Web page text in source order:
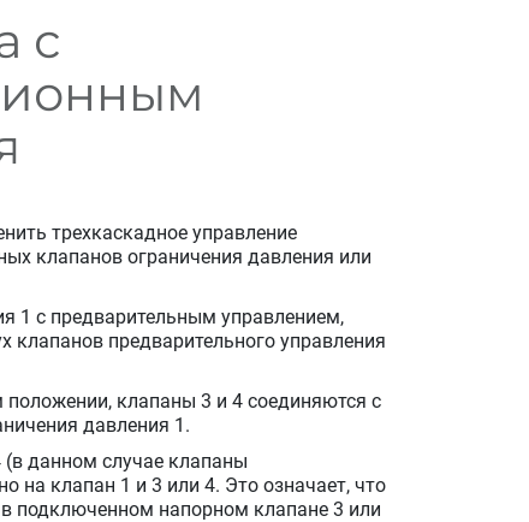
с
трехкаскадное управление
клапанов ограничения давления или
1 с предварительным управлением,
предварительного управления
положении, клапаны 3 и 4 соединяются с
давления 1.
данном случае клапаны
на клапан 1 и 3 или 4. Это означает, что
подключенном напорном клапане 3 или